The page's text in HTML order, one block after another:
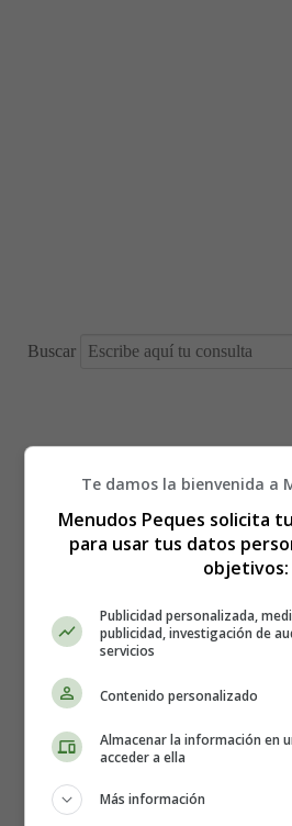
Buscar
Fichas Didácticas Infantil y
Secundaria
Números
Repaso del 6 al 9
Repaso del 6 al
Ficha didáctica
sobre los
Te damos la bienvenida a
Menudos Peques solicita
para usar tus datos
objetivos:
Publicidad personalizada,
publicidad, investigación de
servicios
Contenido personalizado
Almacenar la información en
acceder a ella
Más información